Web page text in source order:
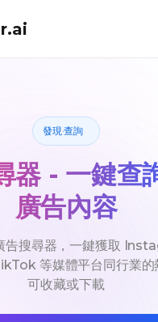
發現·查詢
器 - 一鍵查
廣告內容
告搜尋器，一鍵獲取
等媒體平台同行業的
可收藏或下載